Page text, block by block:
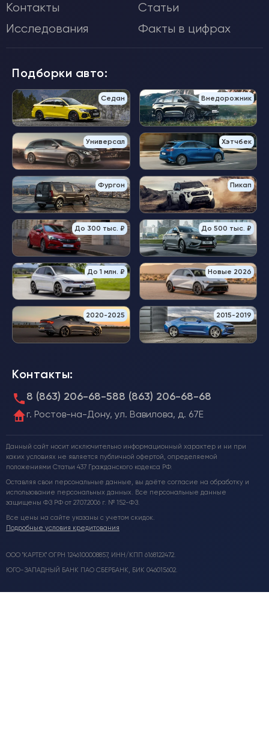
Контакты
Статьи
Исследования
Факты в цифрах
Подборки авто:
Седан Внедорожник
Универсал Хэтчбек
Фургон Пикап
До 300 тыс. ₽ До 500 тыс. ₽
До 1 млн. ₽ Новые 2026
2020-2025 2015-2019
Контакты:
8 (863) 206-68-588 (863) 206-68-68
г. Ростов-на-Дону, ул. Вавилова, д. 67Е
Данный сайт носит исключительно информационный характер и ни при
каких условиях не является публичной офертой, определяемой
положениями Статьи 437 Гражданского кодекса РФ.
Оставляя свои персональные данные, вы даёте согласие на обработку и
использование персональных данных. Все персональные данные
защищены ФЗ РФ от 27.07.2006 г. № 152-ФЗ.
Все цены на сайте указаны с учетом скидок.
Подробные условия кредитования
ООО "КАРТЕХ" ОГРН 1246100008857, ИНН/КПП 6168122472.
ЮГО-ЗАПАДНЫЙ БАНК ПАО СБЕРБАНК, БИК 046015602.